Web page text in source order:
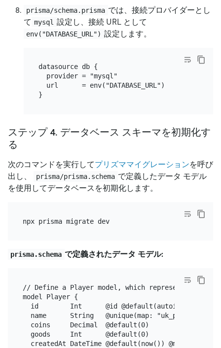
prisma/schema.prisma では、接続プロバイダーとし
て mysql 設定し、接続 URL として
env("DATABASE_URL") 設定します。
datasource db {
  provider = "mysql"
  url      = env("DATABASE_URL")
ステップ 4. データベース スキーマを初期化す
る
次のコマンドを実行してプリズママイグレーションを呼び
出し、
prisma/prisma.schema で定義したデータ モデル
を使用してデータベースを初期化します。
npx prisma migrate dev
prisma.schema で定義されたデータ モデル:
// Define a Player model, which represents the
model Player {
  id        Int      @id @default(autoincrement())
name      String   @unique(map:
  coins     Decimal  @default(0)
  goods     Int      @default(0)
createdAt DateTime @default(now())